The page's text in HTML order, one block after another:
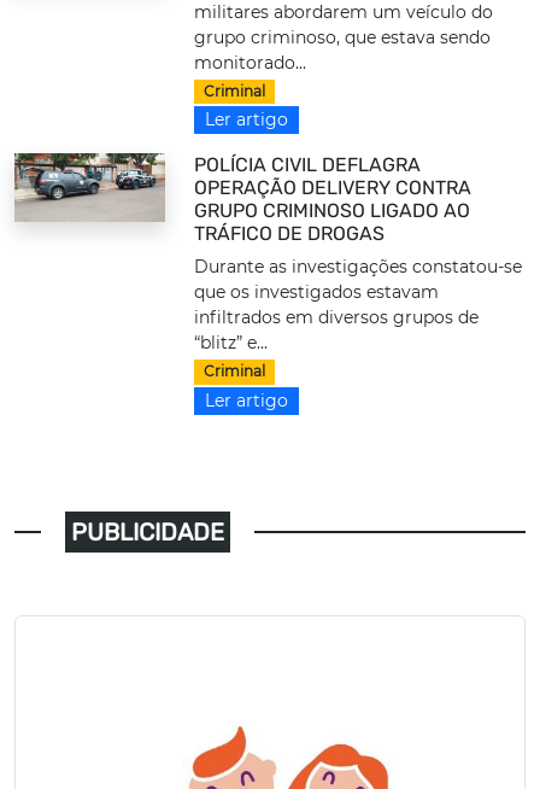
militares abordarem um veículo do
grupo criminoso, que estava sendo
monitorado...
Criminal
Ler artigo
POLÍCIA CIVIL DEFLAGRA
OPERAÇÃO DELIVERY CONTRA
GRUPO CRIMINOSO LIGADO AO
TRÁFICO DE DROGAS
Durante as investigações constatou-se
que os investigados estavam
infiltrados em diversos grupos de
“blitz” e...
Criminal
Ler artigo
PUBLICIDADE